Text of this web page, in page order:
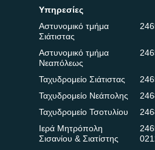
Υπηρεσίες
Αστυνομικό τμήμα
Σιάτιστας
Αστυνομικό τμήμα
Νεαπόλεως
Ταχυδρομείο Σιάτιστας
Ταχυδρομείο Νεάπολης
Ταχυδρομείο Τσοτυλίου
Ιερά Μητρόπολη
Σισανίου & Σιατίστης